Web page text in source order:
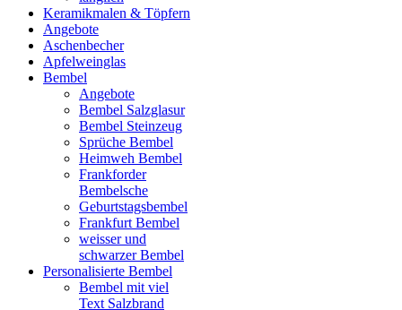
Keramikmalen & Töpfern
Angebote
Aschenbecher
Apfelweinglas
Bembel
Angebote
Bembel Salzglasur
Bembel Steinzeug
Sprüche Bembel
Heimweh Bembel
Frankforder
Bembelsche
Geburtstagsbembel
Frankfurt Bembel
weisser und
schwarzer Bembel
Personalisierte Bembel
Bembel mit viel
Text Salzbrand